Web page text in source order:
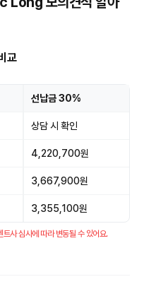
교
선납금 30%
상담 시 확인
4,220,700원
3,667,900원
3,355,100원
사 심사에 따라 변동될 수 있어요.